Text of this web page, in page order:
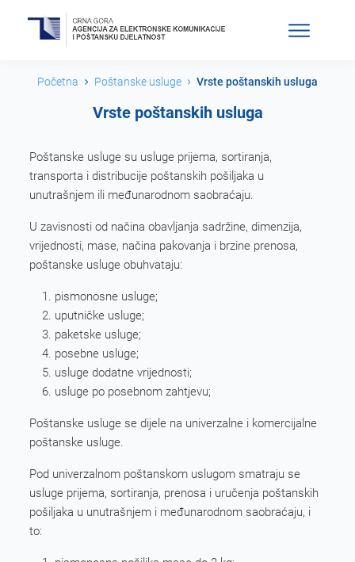
Početna Poštanske usluge Vrste poštanskih usluga
Vrste poštanskih usluga
Poštanske usluge su usluge prijema, sortiranja,
transporta i distribucije poštanskih pošiljaka u
unutrašnjem ili međunarodnom saobraćaju.
U zavisnosti od načina obavljanja sadržine, dimenzija,
vrijednosti, mase, načina pakovanja i brzine prenosa,
poštanske usluge obuhvataju:
pismonosne usluge;
uputničke usluge;
paketske usluge;
posebne usluge;
usluge dodatne vrijednosti;
usluge po posebnom zahtjevu;
Poštanske usluge se dijele na univerzalne i komercijalne
poštanske usluge.
Pod univerzalnom poštanskom uslugom smatraju se
usluge prijema, sortiranja, prenosa i uručenja poštanskih
pošiljaka u unutrašnjem i međunarodnom saobraćaju, i
to: